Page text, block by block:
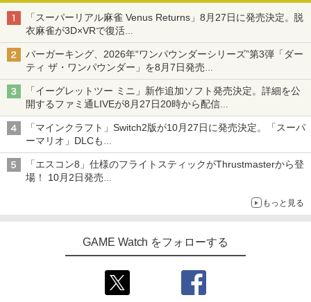
「スーパーリアル麻雀 Venus Returns」8月27日に発売決定。脱
衣麻雀が3D×VRで復活
発売から2週間は20%オフになるセールが実施
バーガーキング、2026年“ワンパウンダーシリーズ”第3弾「ダー
ティ ザ・ワンパウンダー」を8月7日発売
「特製ガーリックマヨソース」を使用した超大型チーズバーガー
「イーグレットツー ミニ」新作追加ソフト発売決定。詳細を公
開するファミ通LIVEが8月27日20時から配信
シリーズ累計100タイトルへ
「マインクラフト」Switch2版が10月27日に発売決定。「スーパ
ーマリオ」DLCも
Switch版からのアップグレードも可能に
「エスコン8」仕様のフライトスティックがThrustmasterから登
場！ 10月2日発売
もっと見る
GAME Watch をフォローする